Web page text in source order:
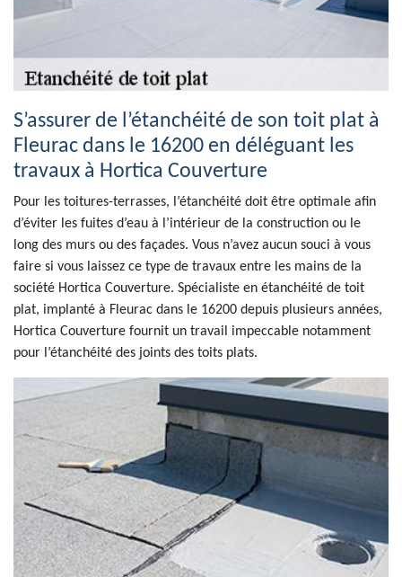
S’assurer de l’étanchéité de son toit plat à
Fleurac dans le 16200 en déléguant les
travaux à Hortica Couverture
Pour les toitures-terrasses, l’étanchéité doit être optimale afin
d’éviter les fuites d’eau à l’intérieur de la construction ou le
long des murs ou des façades. Vous n’avez aucun souci à vous
faire si vous laissez ce type de travaux entre les mains de la
société Hortica Couverture. Spécialiste en étanchéité de toit
plat, implanté à Fleurac dans le 16200 depuis plusieurs années,
Hortica Couverture fournit un travail impeccable notamment
pour l’étanchéité des joints des toits plats.